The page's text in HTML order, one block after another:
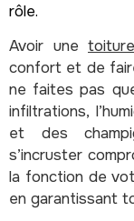
rôle.
Avoir une
confort et de
ne faites pas
infiltrations,
et des
s’incruster
la fonction de
en garantissant